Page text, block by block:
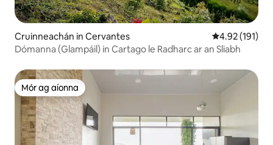
Cruinneachán in Cervantes Meánrátáil
4.92 (191)
Dómanna (Glampáil) in Cartago le Radharc ar an Sliabh
Mór ag aíonna
Mór ag aíonna